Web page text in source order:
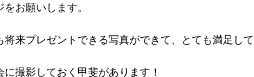
お願いします。
将来プレゼントできる写真ができて、とても満足して
撮影しておく甲斐があります！